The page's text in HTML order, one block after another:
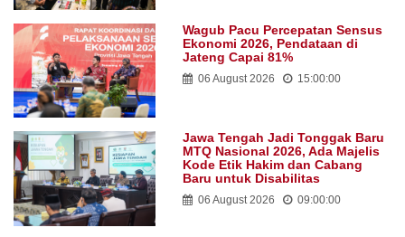
Wagub Pacu Percepatan Sensus
Ekonomi 2026, Pendataan di
Jateng Capai 81%
06 August 2026 15:00:00
Jawa Tengah Jadi Tonggak Baru
MTQ Nasional 2026, Ada Majelis
Kode Etik Hakim dan Cabang
Baru untuk Disabilitas
06 August 2026 09:00:00